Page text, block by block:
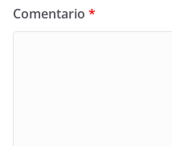
Comentario *